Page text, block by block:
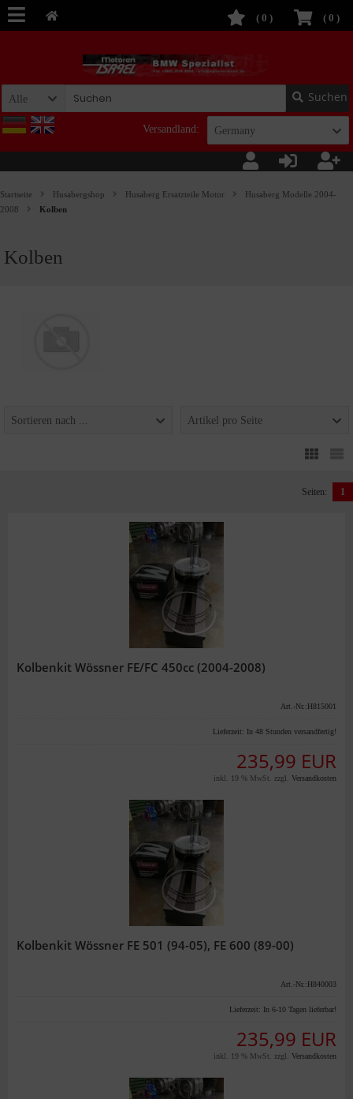
( 0 )
( 0 )
Alle Suchen
Versandland: Germany
Startseite Husabergshop Husaberg Ersatzteile Motor
Husaberg Modelle 2004-
2008
Kolben
Kolben
Sortieren nach ... Artikel pro Seite
Seiten: 1
Kolbenkit Wössner FE/FC 450cc (2004-2008)
Art.-Nr.:H815001
Lieferzeit: In 48 Stunden versandfertig!
235,99 EUR
inkl. 19 % MwSt. zzgl. Versandkosten
Kolbenkit Wössner FE 501 (94-05), FE 600 (89-00)
Art.-Nr.:H840003
Lieferzeit: In 6-10 Tagen lieferbar!
235,99 EUR
inkl. 19 % MwSt. zzgl. Versandkosten